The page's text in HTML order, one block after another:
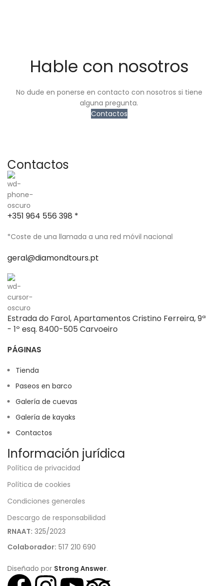
Hable con nosotros
No dude en ponerse en contacto con nosotros si tiene
alguna pregunta.
Contactos
Contactos
+351 964 556 398 *
*Coste de una llamada a una red móvil nacional
geral@diamondtours.pt
Estrada do Farol, Apartamentos Cristino Ferreira, 9ª
- 1º esq. 8400-505 Carvoeiro
PÁGINAS
Tienda
Paseos en barco
Galería de cuevas
Galería de kayaks
Contactos
Información jurídica
Política de privacidad
Política de cookies
Condiciones generales
Descargo de responsabilidad
RNAAT: 325/2023
Colaborador: 517 210 690
Diseñado por Strong Answer.